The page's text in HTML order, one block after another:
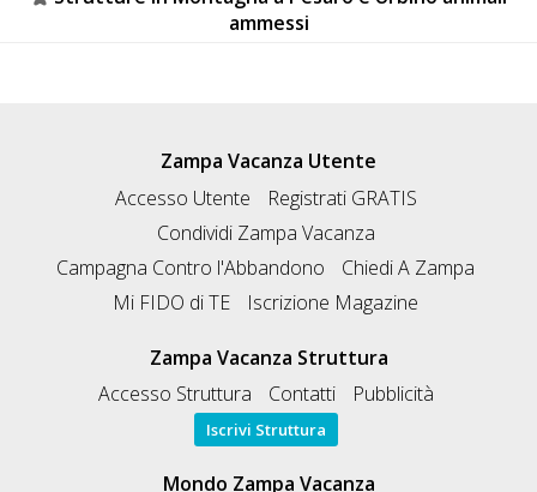
ammessi
Zampa Vacanza Utente
Accesso Utente
Registrati GRATIS
Condividi Zampa Vacanza
Campagna Contro l'Abbandono
Chiedi A Zampa
Mi FIDO di TE
Iscrizione Magazine
Zampa Vacanza Struttura
Accesso Struttura
Contatti Pubblicità
Iscrivi Struttura
Mondo Zampa Vacanza